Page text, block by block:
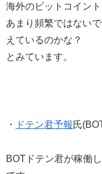
海外のビットコイント
あまり頻繁ではない
えているのかな？
とみています。
・ ドテン君予報 氏
BOTドテン君が稼働